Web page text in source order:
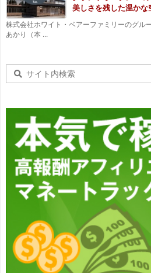
美しさを残した温かな
株式会社ホワイト・ベアーファミリーのグル
あかり（本 ...